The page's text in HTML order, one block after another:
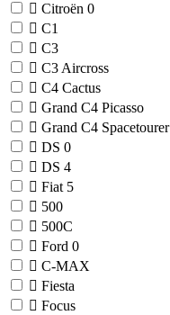
Citroën 0
C1
C3
C3 Aircross
C4 Cactus
Grand C4 Picasso
Grand C4 Spacetourer
DS 0
DS 4
Fiat 5
500
500C
Ford 0
C-MAX
Fiesta
Focus